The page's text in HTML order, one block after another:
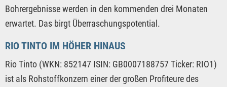
Bohrergebnisse werden in den kommenden drei Monaten
erwartet. Das birgt Überraschungspotential.
RIO TINTO IM HÖHER HINAUS
Rio Tinto (WKN: 852147 ISIN: GB0007188757 Ticker: RIO1)
ist als Rohstoffkonzern einer der großen Profiteure des